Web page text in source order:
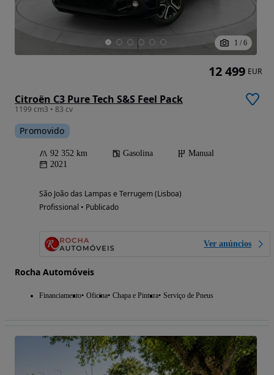
1 / 6
Citroën C3 Pure Tech S&S Feel Pack
1199 cm3 • 83 cv
Promovido
92 352 km Gasolina
Manual
2021
São João das Lampas e Terrugem (Lisboa)
Profissional • Publicado
Ver anúncios
Rocha Automóveis
Financiamento Oficina Chapa e Pintura Serviço de Pneus
12 499 EUR